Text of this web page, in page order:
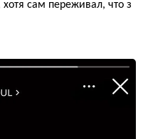
сам переживал, что з